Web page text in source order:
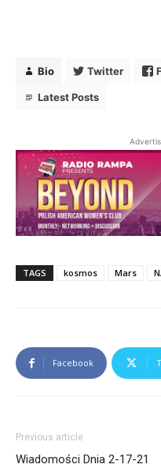
Monika
Editor in Chief
Redaktor
RAMPA.
gdzie
oraz Politologia.
rangą politykami
Bio Twitter
Latest Posts
TAGS kosmos Mars
Facebook
Previous article
Wiadomości Dnia 2-17-21